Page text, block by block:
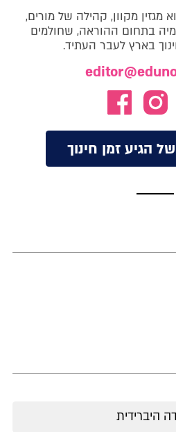
מגזין מקוון, קהילה של מורים,
בתחום ההוראה, שחולמים
בארץ לעבר העתיד.
הגיע זמן חינוך
היברידית